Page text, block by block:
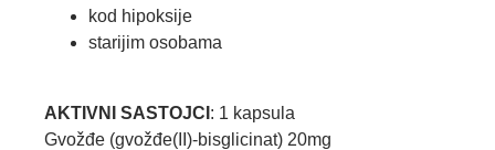
kod hipoksije
starijim osobama
AKTIVNI SASTOJCI : 1 kapsula
Gvožđe (gvožđe(II)-bisglicinat) 20mg